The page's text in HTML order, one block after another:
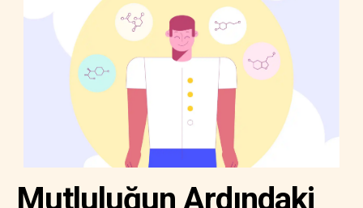
Mutluluğun Ardındaki